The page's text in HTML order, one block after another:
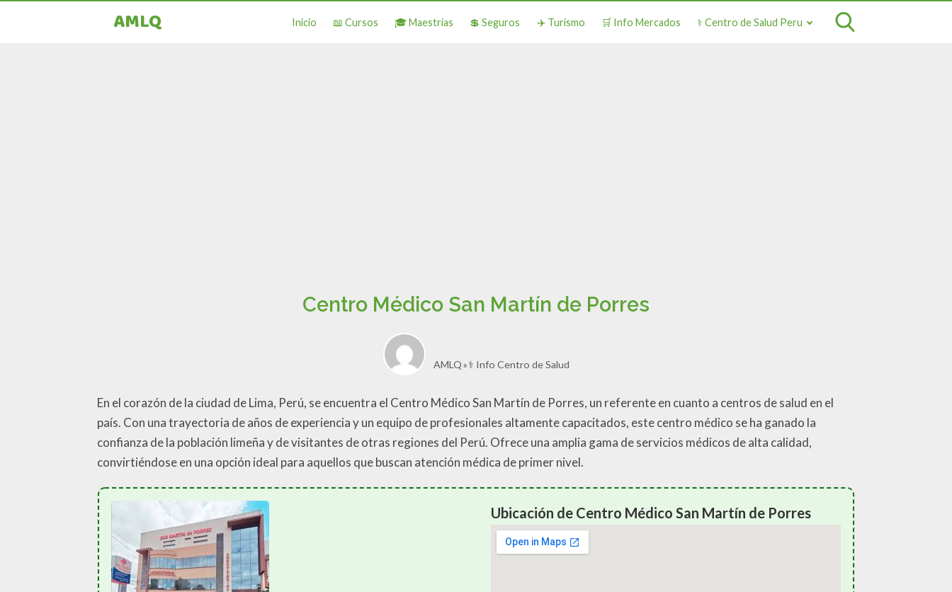
AMLQ Inicio 📖 Cursos 🎓 Maestrias 💲 Seguros ✈️ Turismo 🛒 Info Mercados ⚕️ Centro de Salud Peru
Centro Médico San Martín de Porres
AMLQ ⚕️ Info Centro de Salud
En el corazón de la ciudad de Lima, Perú, se encuentra el Centro Médico San Martín de Porres, un referente en cuanto a centros de salud en el
país. Con una trayectoria de años de experiencia y un equipo de profesionales altamente capacitados, este centro médico se ha ganado la
confianza de la población limeña y de visitantes de otras regiones del Perú. Ofrece una amplia gama de servicios médicos de alta calidad,
convirtiéndose en una opción ideal para aquellos que buscan atención médica de primer nivel.
Ubicación de Centro Médico San Martín de Porres